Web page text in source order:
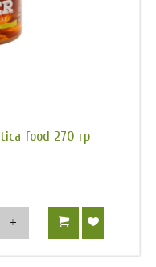
food 270 гр